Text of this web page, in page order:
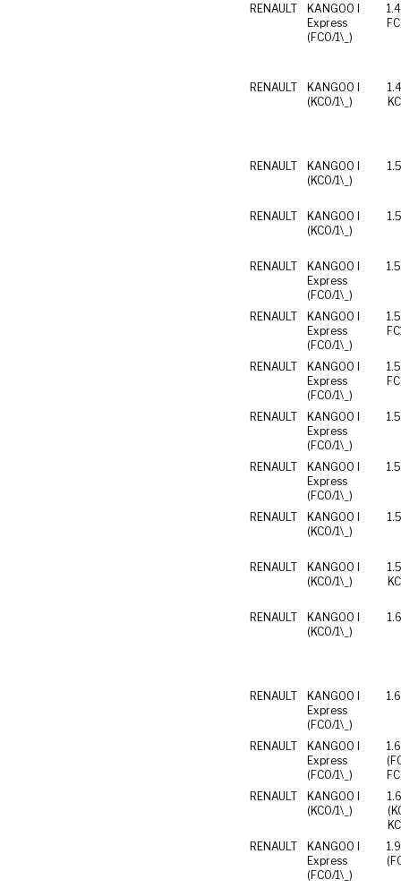
RENAULT
KANGOO I
Express
(FC0/1\_)
1.4
RENAULT
KANGOO I
(KC0/1\_)
1.4
RENAULT
KANGOO I
(KC0/1\_)
RENAULT
KANGOO I
(KC0/1\_)
RENAULT
KANGOO I
Express
(FC0/1\_)
RENAULT
KANGOO I
Express
(FC0/1\_)
RENAULT
KANGOO I
Express
(FC0/1\_)
RENAULT
KANGOO I
Express
(FC0/1\_)
RENAULT
KANGOO I
Express
(FC0/1\_)
RENAULT
KANGOO I
(KC0/1\_)
RENAULT
KANGOO I
(KC0/1\_)
RENAULT
KANGOO I
(KC0/1\_)
RENAULT
KANGOO I
Express
(FC0/1\_)
RENAULT
KANGOO I
Express
(FC0/1\_)
RENAULT
KANGOO I
(KC0/1\_)
RENAULT
KANGOO I
Express
(FC0/1\_)